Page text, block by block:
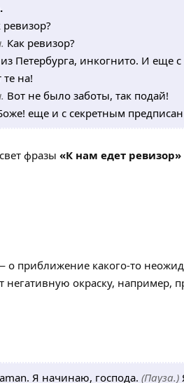
ревизор?
Как ревизор?
Петербурга, инкогнито. И еще
те на!
Вот не было заботы, так подай!
еще и с секретным
фразы «К нам едет ревизор»
о приближение какого-то
негативную окраску, например,
Я начинаю, господа. (Пауза.)